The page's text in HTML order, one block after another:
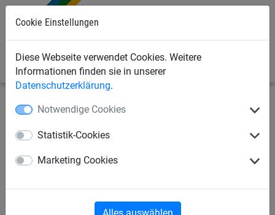
Cookie Einstellungen
Diese Webseite verwendet Cookies. Weitere
Informationen finden sie in unserer
Datenschutzerklärung.
Notwendige Cookies
Statistik-Cookies
Marketing Cookies
Seilspielgeräte Seilspielgeräte für Kinder ab 3 Jahren
3-er Parcour mit Rutsche